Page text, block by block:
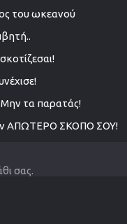
του ωκεανού
Μην τα παρατάς!
ΑΠΩΤΕΡΟ ΣΚΟΠΟ ΣΟΥ!
σας.